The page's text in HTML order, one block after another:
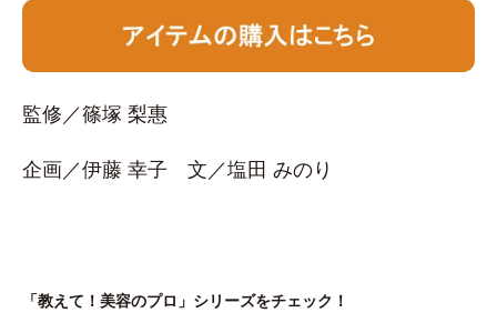
監修／篠塚 梨惠
企画／伊藤 幸子 文／塩田 みのり
「教えて！美容のプロ」シリーズをチェック！